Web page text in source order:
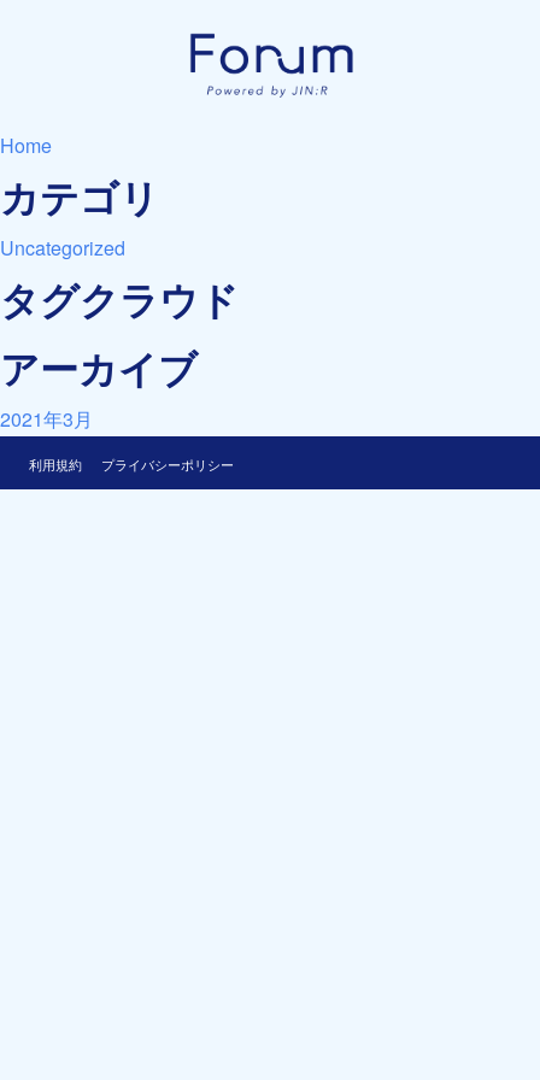
Home
カテゴリ
Uncategorized
タグクラウド
アーカイブ
2021年3月
利用規約 プライバシーポリシー